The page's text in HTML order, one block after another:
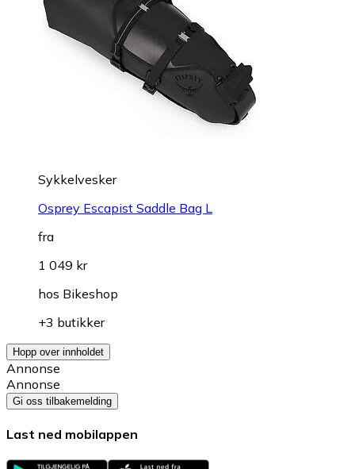
Sykkelvesker
Osprey Escapist Saddle Bag L
fra
1 049 kr
hos Bikeshop
+3 butikker
Hopp over innholdet
Annonse
Annonse
Gi oss tilbakemelding
Last ned mobilappen